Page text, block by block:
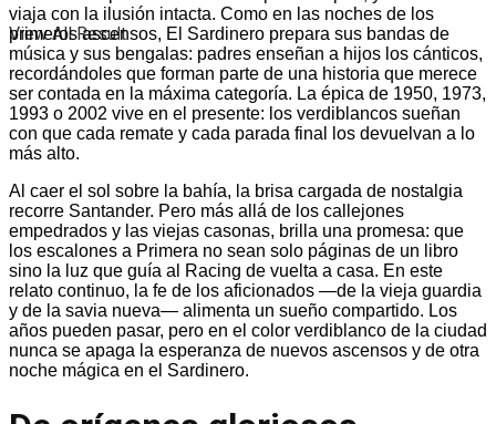
View All Result
viaja con la ilusión intacta. Como en las noches de los
primeros ascensos, El Sardinero prepara sus bandas de
música y sus bengalas: padres enseñan a hijos los cánticos,
recordándoles que forman parte de una historia que merece
ser contada en la máxima categoría. La épica de 1950, 1973,
1993 o 2002 vive en el presente: los verdiblancos sueñan
con que cada remate y cada parada final los devuelvan a lo
más alto.
Al caer el sol sobre la bahía, la brisa cargada de nostalgia
recorre Santander. Pero más allá de los callejones
empedrados y las viejas casonas, brilla una promesa: que
los escalones a Primera no sean solo páginas de un libro
sino la luz que guía al Racing de vuelta a casa. En este
relato continuo, la fe de los aficionados —de la vieja guardia
y de la savia nueva— alimenta un sueño compartido. Los
años pueden pasar, pero en el color verdiblanco de la ciudad
nunca se apaga la esperanza de nuevos ascensos y de otra
noche mágica en el Sardinero.